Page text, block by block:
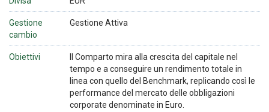
Gestione
cambio
Gestione Attiva
Obiettivi
Il Comparto mira alla crescita del capitale nel
tempo e a conseguire un rendimento totale in
linea con quello del Benchmark, replicando così le
performance del mercato delle obbligazioni
corporate denominate in Euro.